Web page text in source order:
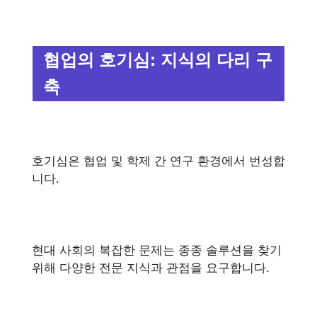
협업의 호기심: 지식의 다리 구
축
호기심은 협업 및 학제 간 연구 환경에서 번성합
니다.
현대 사회의 복잡한 문제는 종종 솔루션을 찾기
위해 다양한 전문 지식과 관점을 요구합니다.